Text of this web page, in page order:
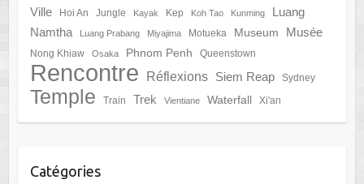
Ville
Hoi An Jungle Kayak Kep Koh Tao Kunming
Luang
Namtha
Luang Prabang Miyajima Motueka Museum Musée
Nong Khiaw Osaka Phnom Penh Queenstown
Rencontre Réflexions Siem Reap Sydney
Temple Train Trek Vientiane Waterfall Xi'an
Catégories